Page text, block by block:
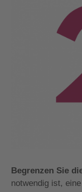
Begrenzen Sie
notwendig ist,